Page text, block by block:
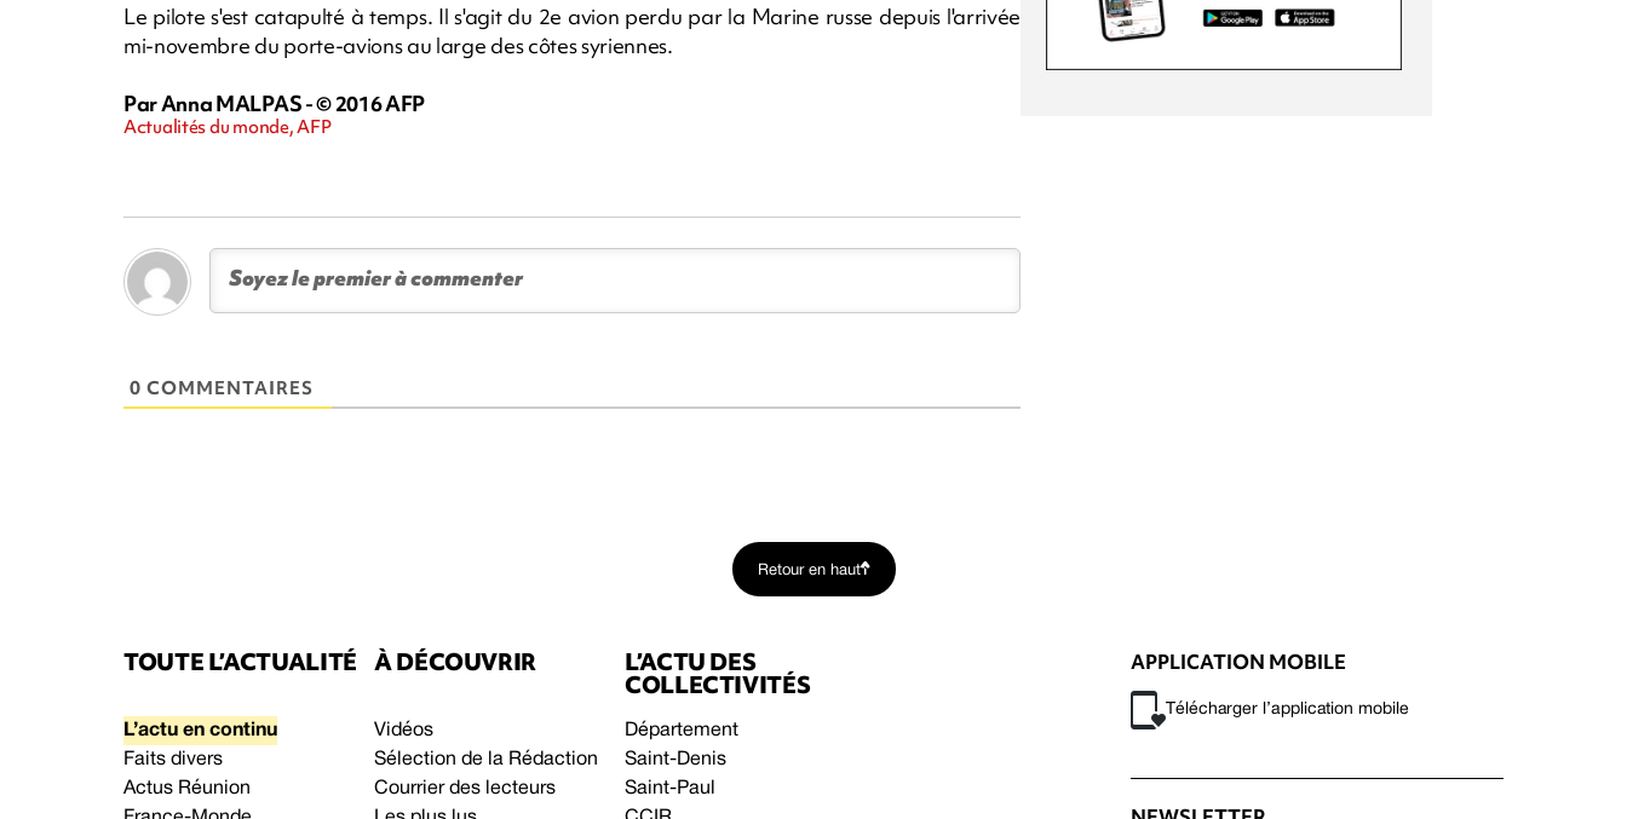
Le pilote s'est catapulté à temps. Il s'agit du 2e avion perdu par la Marine russe depuis l'arrivée
mi-novembre du porte-avions au large des côtes syriennes.
Par Anna MALPAS - © 2016 AFP
Actualités du monde, AFP
0 COMMENTAIRES
Retour en haut
TOUTE L’ACTUALITÉ
L’actu en continu
Faits divers
Actus Réunion
À DÉCOUVRIR
Vidéos
Sélection de la Rédaction
Courrier des lecteurs
L’ACTU DES
COLLECTIVITÉS
Département
Saint-Denis
Saint-Paul
APPLICATION MOBILE
Télécharger l’application mobile